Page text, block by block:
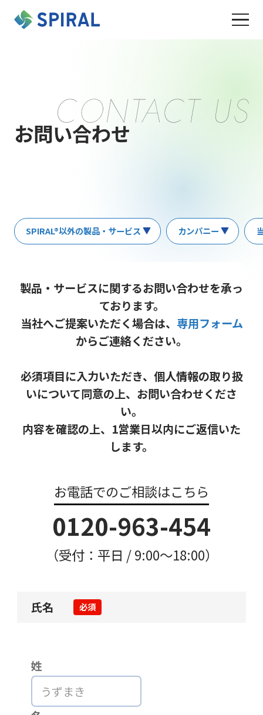
お問い合わせ
SPIRAL®以外の製品・サービス カンパニー
製品・サービスに関するお問い合わせを承っ
ております。
当社へご提案いただく場合は、 専用フォーム
からご連絡ください。
必須項目に入力いただき、個人情報の取り扱
いについて同意の上、お問い合わせくださ
い。
内容を確認の上、1営業日以内にご返信いた
します。
お電話でのご相談はこちら
0120-963-454
（受付：平日 / 9:00〜18:00）
氏名 必須
姓